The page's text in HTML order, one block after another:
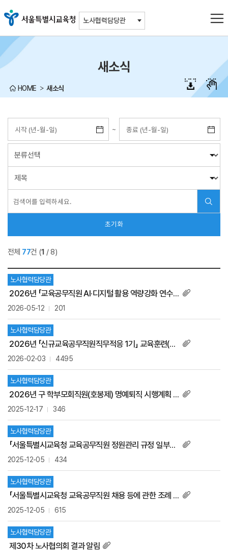
노사협력담당관
새소식
HOME 새소식
전체 77건 (1 / 8)
~
노사협력담당관
2026년 「교육공무직원 AI·디지털 활용 역량강화 연수」 운영 안내
2026-05-12 201
노사협력담당관
2026년 「신규교육공무직원직무적응 1기」 교육훈련(연수) 안내
2026-02-03 4495
노사협력담당관
2026년 구 학부모회직원(호봉제) 명예퇴직 시행계획 공고
2025-12-17 346
노사협력담당관
「서울특별시교육청 교육공무직원 정원관리 규정 일부개정규정안」 입법예고
2025-12-05 434
노사협력담당관
「서울특별시교육청 교육공무직원 채용 등에 관한 조례 시행규칙 일부개정규칙안」 입법예고
2025-12-05 615
노사협력담당관
제30차 노사협의회 결과 알림